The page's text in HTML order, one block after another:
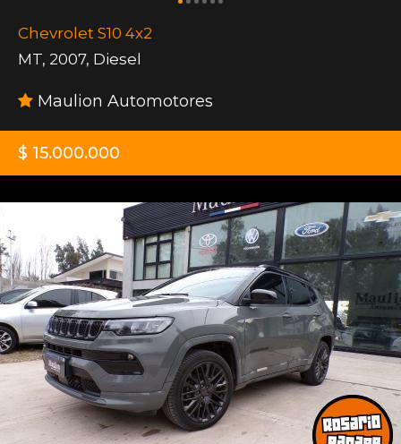
Chevrolet S10 4x2
MT, 2007, Diesel
Maulion Automotores
$ 15.000.000